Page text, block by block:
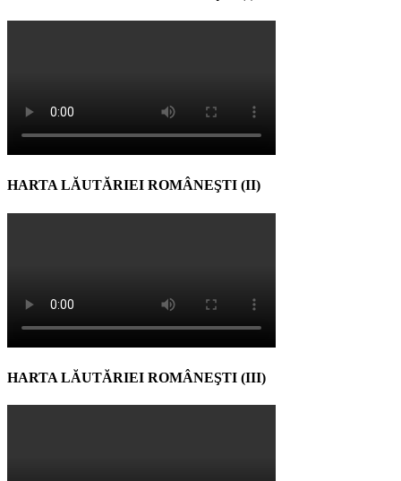
HARTA LĂUTĂRIEI ROMÂNEŞTI (II)
HARTA LĂUTĂRIEI ROMÂNEŞTI (III)